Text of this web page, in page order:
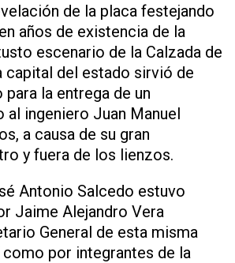
de la placa festejando
años de existencia de la
escenario de la Calzada de
capital del estado sirvió de
la entrega de un
ingeniero Juan Manuel
a causa de su gran
y fuera de los lienzos.
Antonio Salcedo estuvo
Jaime Alejandro Vera
General de esta misma
como por integrantes de la